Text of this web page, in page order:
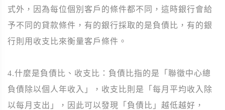
式外，因為每位個別客戶的條件都不同，這時銀行會給
予不同的貸款條件，有的銀行採取的是負債比，有的銀
行則用收支比來衡量客戶條件。
4.什麼是負債比、收支比：負債比指的是「聯徵中心總
負債除以個人年收入」，收支比則是「每月平均收入除
以每月支出」，因此可以發現「負債比」越低越好，